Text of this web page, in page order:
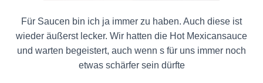
Für Saucen bin ich ja immer zu haben. Auch diese ist
wieder äußerst lecker. Wir hatten die Hot Mexicansauce
und warten begeistert, auch wenn s für uns immer noch
etwas schärfer sein dürfte